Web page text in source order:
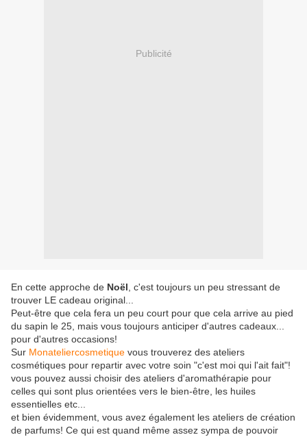
Publicité
En cette approche de Noël , c'est toujours un peu stressant de
trouver LE cadeau original...
Peut-être que cela fera un peu court pour que cela arrive au pied
du sapin le 25, mais vous toujours anticiper d'autres cadeaux...
pour d'autres occasions!
Sur Monateliercosmetique vous trouverez des ateliers
cosmétiques pour repartir avec votre soin "c'est moi qui l'ait fait"!
vous pouvez aussi choisir des ateliers d'aromathérapie pour
celles qui sont plus orientées vers le bien-être, les huiles
essentielles etc...
et bien évidemment, vous avez également les ateliers de création
de parfums! Ce qui est quand même assez sympa de pouvoir